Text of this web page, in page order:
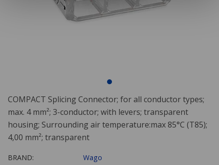
COMPACT Splicing Connector; for all conductor types;
max. 4 mm²; 3-conductor; with levers; transparent
housing; Surrounding air temperature:max 85°C (T85);
4,00 mm²; transparent
BRAND:
Wago